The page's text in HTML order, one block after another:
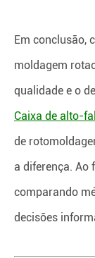
Em conclusão,
moldagem
qualidade e o
Caixa de alto-
de
a diferença. Ao
comparando
decisões